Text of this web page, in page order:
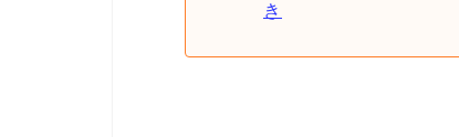
き